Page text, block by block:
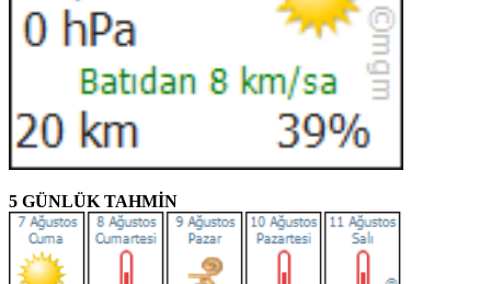
5 GÜNLÜK TAHMİN